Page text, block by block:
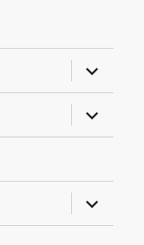
almenü
almenü
almenü